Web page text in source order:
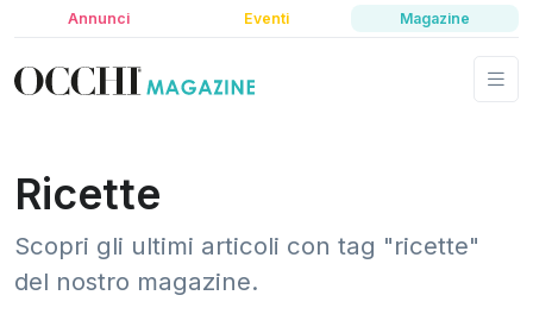
Annunci Eventi Magazine
Ricette
Scopri gli ultimi articoli con tag "ricette"
del nostro magazine.